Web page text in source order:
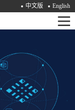
中文版 English